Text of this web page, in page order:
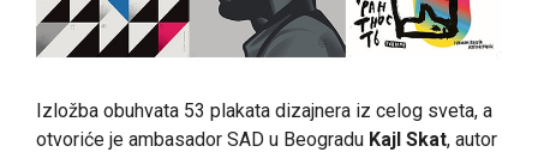
Izložba obuhvata 53 plakata dizajnera iz celog sveta, a
otvoriće je ambasador SAD u Beogradu Kajl Skat, autor